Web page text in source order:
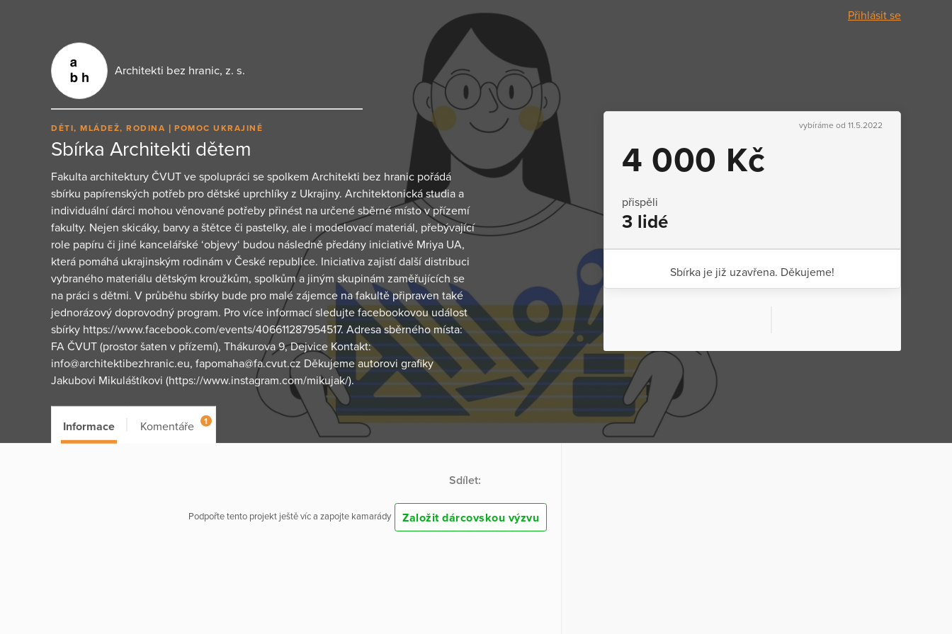
Přihlásit se
Architekti bez hranic, z. s.
DĚTI, MLÁDEŽ, RODINA POMOC UKRAJINĚ
Sbírka Architekti dětem
Fakulta architektury ČVUT ve spolupráci se spolkem Architekti bez hranic pořádá
sbírku papírenských potřeb pro dětské uprchlíky z Ukrajiny. Architektonická studia a
individuální dárci mohou věnované potřeby přinést na určené sběrné místo v přízemí
fakulty. Nejen skicáky, barvy a štětce či pastelky, ale i modelovací materiál, přebývající
role papíru či jiné kancelářské ‘objevy‘ budou následně předány iniciativě Mriya UA,
která pomáhá ukrajinským rodinám v České republice. Iniciativa zajistí další distribuci
vybraného materiálu dětským kroužkům, spolkům a jiným skupinám zaměřujících se
na práci s dětmi. V průběhu sbírky bude pro malé zájemce na fakultě připraven také
jednorázový doprovodný program. Pro více informací sledujte facebookovou událost
sbírky https://www.facebook.com/events/406611287954517. Adresa sběrného místa:
FA ČVUT (prostor šaten v přízemí), Thákurova 9, Dejvice Kontakt:
info@architektibezhranic.eu, fapomaha@fa.cvut.cz Děkujeme autorovi grafiky
Jakubovi Mikuláštíkovi (https://www.instagram.com/mikujak/).
vybíráme od 11.5.2022
4 000 Kč
přispěli
3 lidé
Sbírka je již uzavřena. Děkujeme!
Informace Komentáře 1
Sdílet:
Podpořte tento projekt ještě víc a zapojte kamarády Založit dárcovskou výzvu